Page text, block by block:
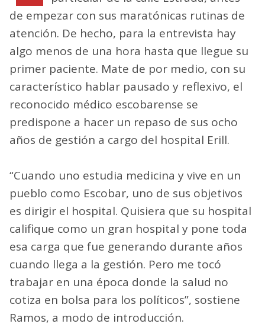
de empezar con sus maratónicas rutinas de
atención. De hecho, para la entrevista hay
algo menos de una hora hasta que llegue su
primer paciente. Mate de por medio, con su
característico hablar pausado y reflexivo, el
reconocido médico escobarense se
predispone a hacer un repaso de sus ocho
años de gestión a cargo del hospital Erill.
“Cuando uno estudia medicina y vive en un
pueblo como Escobar, uno de sus objetivos
es dirigir el hospital. Quisiera que su hospital
califique como un gran hospital y pone toda
esa carga que fue generando durante años
cuando llega a la gestión. Pero me tocó
trabajar en una época donde la salud no
cotiza en bolsa para los políticos”, sostiene
Ramos, a modo de introducción.